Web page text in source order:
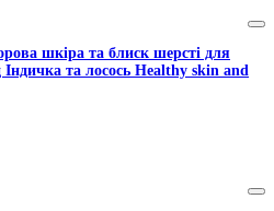
шкіра та блиск шерсті для
Індичка та лосось Healthy skin and